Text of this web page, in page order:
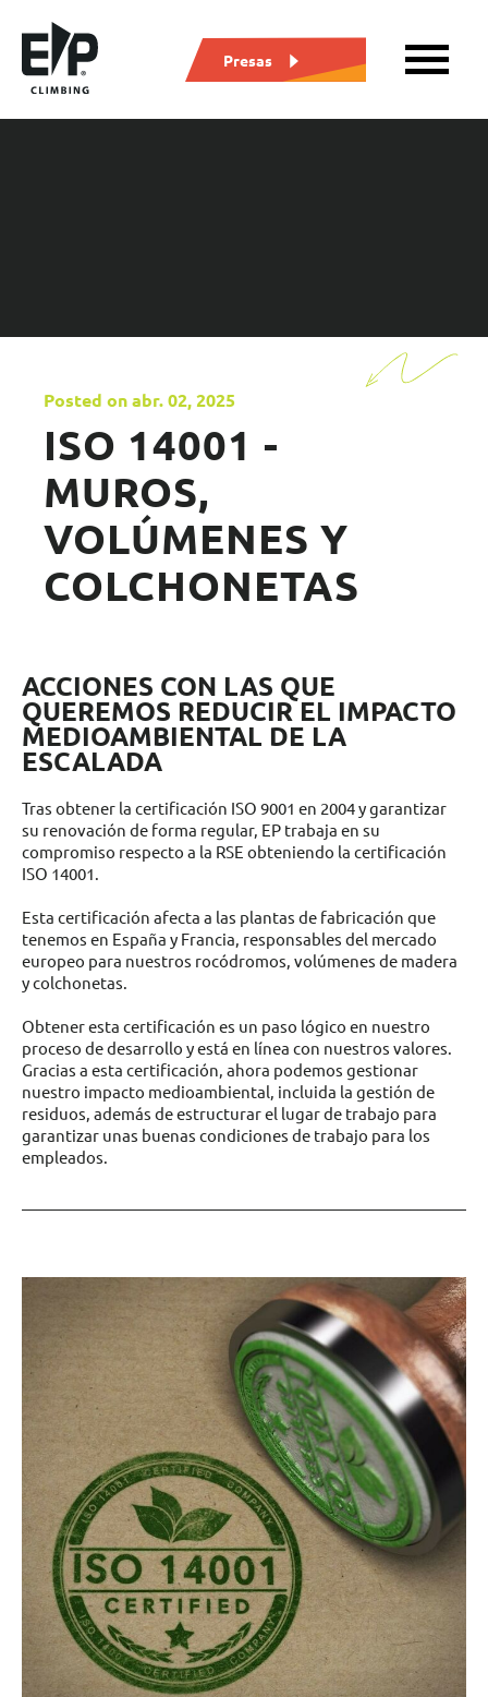
Presas
Posted on abr. 02, 2025
ISO 14001 -
MUROS,
VOLÚMENES Y
COLCHONETAS
ACCIONES CON LAS QUE
QUEREMOS REDUCIR EL IMPACTO
MEDIOAMBIENTAL DE LA
ESCALADA
Tras obtener la certificación ISO 9001 en 2004 y garantizar
su renovación de forma regular, EP trabaja en su
compromiso respecto a la RSE obteniendo la certificación
ISO 14001.
Esta certificación afecta a las plantas de fabricación que
tenemos en España y Francia, responsables del mercado
europeo para nuestros rocódromos, volúmenes de madera
y colchonetas.
Obtener esta certificación es un paso lógico en nuestro
proceso de desarrollo y está en línea con nuestros valores.
Gracias a esta certificación, ahora podemos gestionar
nuestro impacto medioambiental, incluida la gestión de
residuos, además de estructurar el lugar de trabajo para
garantizar unas buenas condiciones de trabajo para los
empleados.